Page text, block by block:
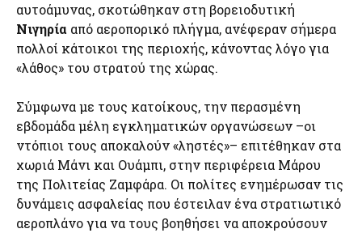
αυτοάμυνας, σκοτώθηκαν στη βορειοδυτική
Νιγηρία από αεροπορικό πλήγμα, ανέφεραν σήμερα
πολλοί κάτοικοι της περιοχής, κάνοντας λόγο για
«λάθος» του στρατού της χώρας.
Σύμφωνα με τους κατοίκους, την περασμένη
εβδομάδα μέλη εγκληματικών οργανώσεων –οι
ντόπιοι τους αποκαλούν «ληστές»– επιτέθηκαν στα
χωριά Μάνι και Ουάμπι, στην περιφέρεια Μάρου
της Πολιτείας Ζαμφάρα. Οι πολίτες ενημέρωσαν τις
δυνάμεις ασφαλείας που έστειλαν ένα στρατιωτικό
αεροπλάνο για να τους βοηθήσει να αποκρούσουν